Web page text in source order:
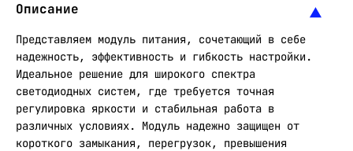
Описание
Представляем модуль питания, сочетающий в себе
надежность, эффективность и гибкость настройки.
Идеальное решение для широкого спектра
светодиодных систем, где требуется точная
регулировка яркости и стабильная работа в
различных условиях. Модуль надежно защищен от
короткого замыкания, перегрузок, превышения